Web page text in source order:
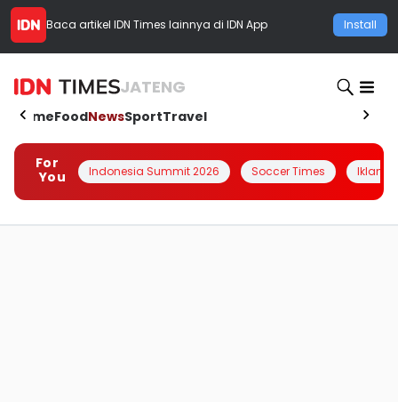
Baca artikel IDN Times lainnya di IDN App Install
JATENG
HomeFoodNewsSportTravel
For
You
Indonesia Summit 2026 Soccer Times Iklanin